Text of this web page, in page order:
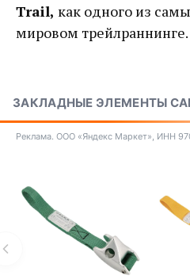
Trail, как одного из
мировом трейлраннинге.
ЗАКЛАДНЫЕ ЭЛЕМЕНТЫ
Реклама. ООО «Яндекс Маркет», ИНН